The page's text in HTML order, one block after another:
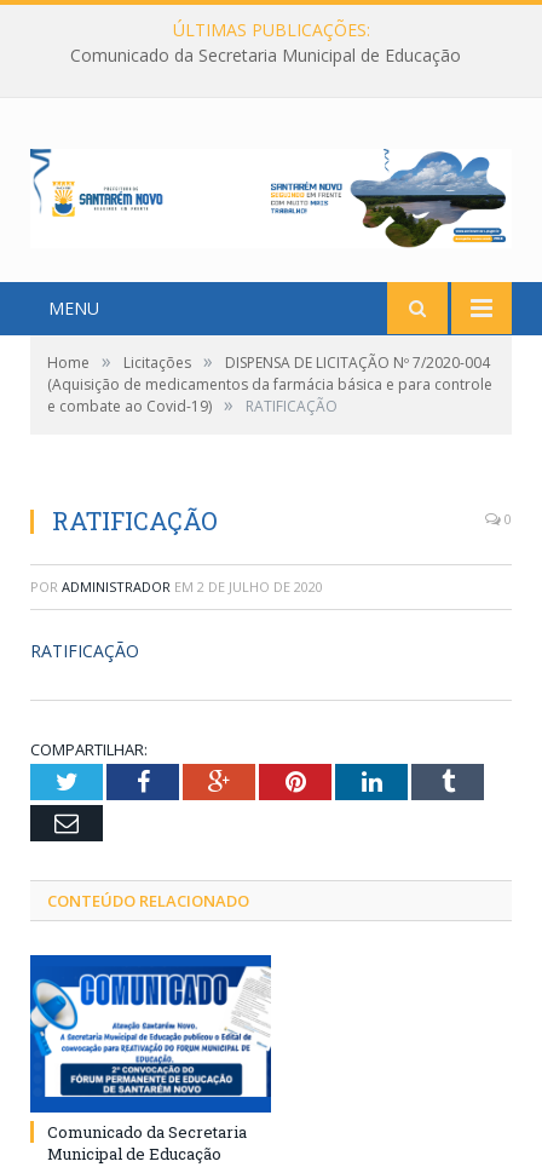
ÚLTIMAS PUBLICAÇÕES:
Comunicado da Secretaria Municipal de Educação
MENU
Home » Licitações »
DISPENSA DE LICITAÇÃO Nº 7/2020-004
(Aquisição de medicamentos da farmácia básica e para controle
e combate ao Covid-19) » RATIFICAÇÃO
RATIFICAÇÃO 0
POR ADMINISTRADOR EM 2 DE JULHO DE 2020
RATIFICAÇÃO
COMPARTILHAR:
TwitterFacebookGoogle+PinterestLinkedInTumblr
Email
CONTEÚDO RELACIONADO
Comunicado da Secretaria
Municipal de Educação